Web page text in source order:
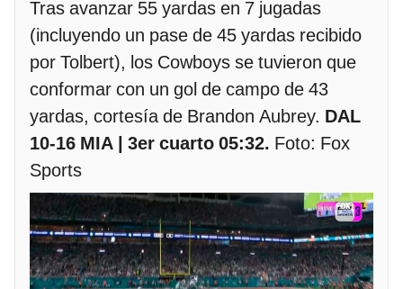
Tras avanzar 55 yardas en 7 jugadas
(incluyendo un pase de 45 yardas recibido
por Tolbert), los Cowboys se tuvieron que
conformar con un gol de campo de 43
yardas, cortesía de Brandon Aubrey. DAL
10-16 MIA | 3er cuarto 05:32. Foto: Fox
Sports